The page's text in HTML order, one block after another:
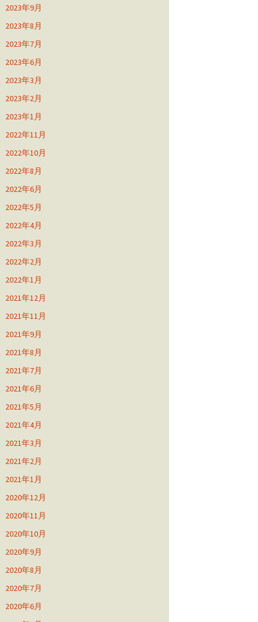
2023年9月
2023年8月
2023年7月
2023年6月
2023年3月
2023年2月
2023年1月
2022年11月
2022年10月
2022年8月
2022年6月
2022年5月
2022年4月
2022年3月
2022年2月
2022年1月
2021年12月
2021年11月
2021年9月
2021年8月
2021年7月
2021年6月
2021年5月
2021年4月
2021年3月
2021年2月
2021年1月
2020年12月
2020年11月
2020年10月
2020年9月
2020年8月
2020年7月
2020年6月